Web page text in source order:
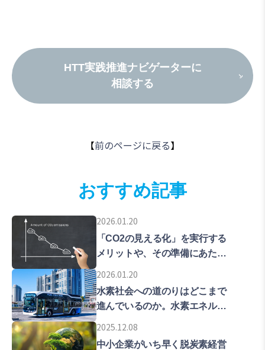
HTT実践推進ナビゲーターに
相談する
【前のページに戻る】
おすすめ記事
2026.01.20
「CO2の見える化」を実行する
メリットや、その準備にあたっ
ての留意点などを解説します。
2026.01.20
水素社会への道のりはどこまで
進んでいるのか。水素エネルギ
ーの普及拡大をめざす東京の現
在地を解説します。
2025.12.08
中小企業がいち早く脱炭素経営